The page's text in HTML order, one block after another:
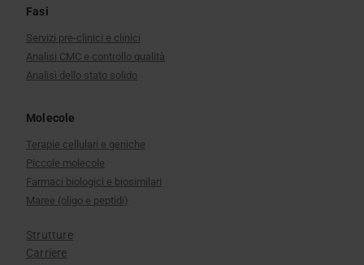
Fasi
Servizi pre-clinici e clinici
Analisi CMC e controllo qualità
Analisi dello stato solido
Molecole
Terapie cellulari e geniche
Piccole molecole
Farmaci biologici e biosimilari
Maree (oligo e peptidi)
Strutture
Carriere